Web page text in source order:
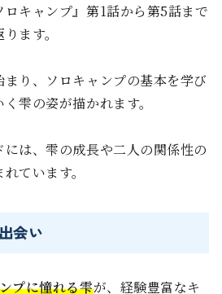
キャンプ』第1話から第5話まで
ます。
り、ソロキャンプの基本を学び
雫の姿が描かれます。
は、雫の成長や二人の関係性の
ています。
会い
プに憧れる雫が、経験豊富なキ